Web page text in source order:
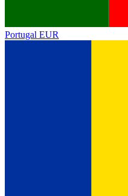
Portugal EUR